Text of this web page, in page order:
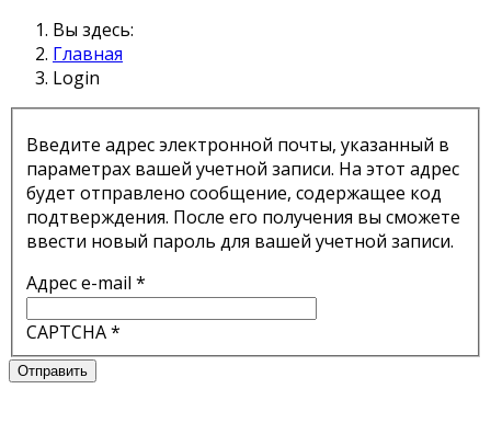
Вы здесь:
Главная
Login
Введите адрес электронной почты, указанный в
параметрах вашей учетной записи. На этот адрес
будет отправлено сообщение, содержащее код
подтверждения. После его получения вы сможете
ввести новый пароль для вашей учетной записи.
Адрес e-mail *
CAPTCHA*
Отправить